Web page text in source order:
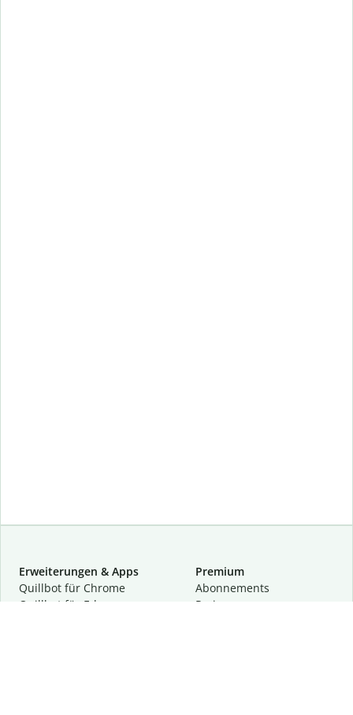
Erweiterungen & Apps
Quillbot für Chrome
Quillbot für Edge
Premium
Abon­ne­ments
Preise